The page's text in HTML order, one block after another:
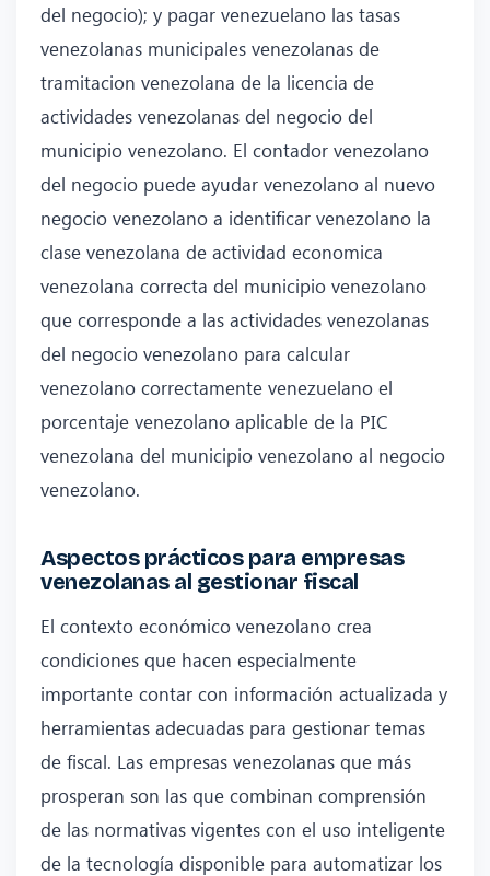
del negocio); y pagar venezuelano las tasas
venezolanas municipales venezolanas de
tramitacion venezolana de la licencia de
actividades venezolanas del negocio del
municipio venezolano. El contador venezolano
del negocio puede ayudar venezolano al nuevo
negocio venezolano a identificar venezolano la
clase venezolana de actividad economica
venezolana correcta del municipio venezolano
que corresponde a las actividades venezolanas
del negocio venezolano para calcular
venezolano correctamente venezuelano el
porcentaje venezolano aplicable de la PIC
venezolana del municipio venezolano al negocio
venezolano.
Aspectos prácticos para empresas
venezolanas al gestionar fiscal
El contexto económico venezolano crea
condiciones que hacen especialmente
importante contar con información actualizada y
herramientas adecuadas para gestionar temas
de fiscal. Las empresas venezolanas que más
prosperan son las que combinan comprensión
de las normativas vigentes con el uso inteligente
de la tecnología disponible para automatizar los